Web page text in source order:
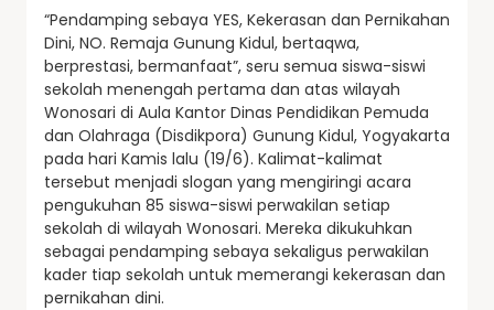
“Pendamping sebaya YES, Kekerasan dan Pernikahan
Dini, NO. Remaja Gunung Kidul, bertaqwa,
berprestasi, bermanfaat”, seru semua siswa-siswi
sekolah menengah pertama dan atas wilayah
Wonosari di Aula Kantor Dinas Pendidikan Pemuda
dan Olahraga (Disdikpora) Gunung Kidul, Yogyakarta
pada hari Kamis lalu (19/6). Kalimat-kalimat
tersebut menjadi slogan yang mengiringi acara
pengukuhan 85 siswa-siswi perwakilan setiap
sekolah di wilayah Wonosari. Mereka dikukuhkan
sebagai pendamping sebaya sekaligus perwakilan
kader tiap sekolah untuk memerangi kekerasan dan
pernikahan dini.